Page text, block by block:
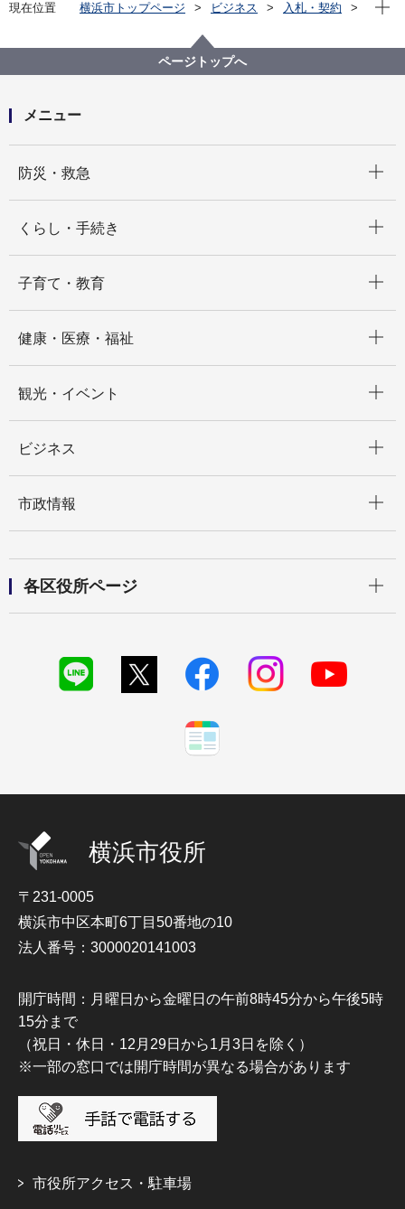
現在位置 横浜市トップページ ビジネス
入札・契約
【公募型見積合せ】寄り添い型生活支援事業受託者等
に対する研修等の実施業務委託
ページトップへ
メニュー
防災・救急
くらし・手続き
子育て・教育
健康・医療・福祉
観光・イベント
ビジネス
市政情報
各区役所ページ
横浜市役所
〒231-0005
横浜市中区本町6丁目50番地の10
法人番号：3000020141003
開庁時間：月曜日から金曜日の午前8時45分から午後5時
15分まで
（祝日・休日・12月29日から1月3日を除く）
※一部の窓口では開庁時間が異なる場合があります
市役所アクセス・駐車場